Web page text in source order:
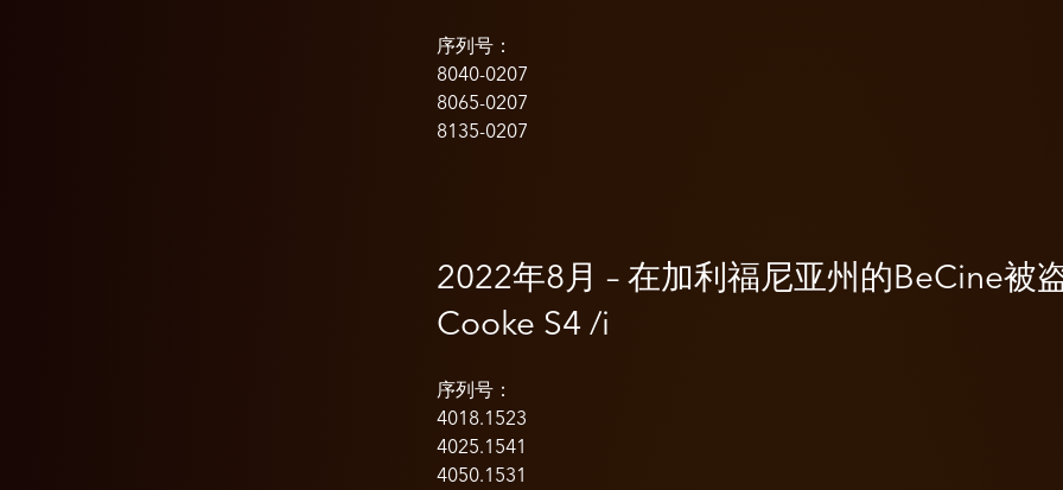
序列号：
8040-0207
8065-0207
8135-0207
2022年8月 – 在加利福尼亚州的BeCine被
Cooke S4 /i
序列号：
4018.1523
4025.1541
4050.1531